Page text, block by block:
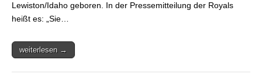
Lewiston/Idaho geboren. In der Pressemitteilung der Royals
heißt es: „Sie…
weiterlesen →